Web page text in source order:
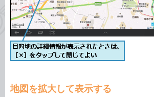
地図を拡大して表示する